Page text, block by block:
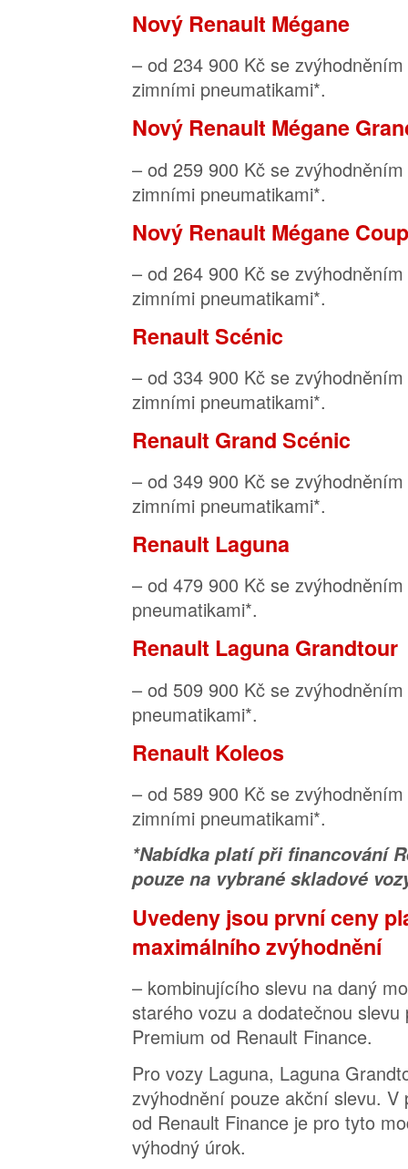
Nový Renault Mégane
– od 234 900 Kč se
zimními pneumatikami*.
Nový Renault Mégane
– od 259 900 Kč se
zimními pneumatikami*.
Nový Renault Mégane
– od 264 900 Kč se
zimními pneumatikami*.
Renault Scénic
– od 334 900 Kč se
zimními pneumatikami*.
Renault Grand Scénic
– od 349 900 Kč se
zimními pneumatikami*.
Renault Laguna
– od 479 900 Kč se
pneumatikami*.
Renault Laguna Grandtour
– od 509 900 Kč se
pneumatikami*.
Renault Koleos
– od 589 900 Kč se
zimními pneumatikami*.
*Nabídka platí při financování
pouze na vybrané skladové
Uvedeny jsou první ceny
maximálního zvýhodnění
– kombinujícího slevu na daný
starého vozu a dodatečnou
Premium od Renault Finance.
Pro vozy Laguna, Laguna
zvýhodnění pouze akční slevu.
od Renault Finance je pro tyto
výhodný úrok.